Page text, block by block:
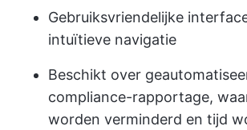
Gebruiksvriendelijke
intuïtieve navigatie
Beschikt over
compliance-rapportage,
worden verminderd en tijd